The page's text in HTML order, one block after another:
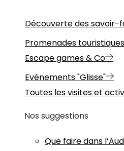
Découverte des savoir-
Promenades touristiques
Escape games & Co
Evénements "Glisse"
Toutes les visites et
Nos suggestions
Que faire dans